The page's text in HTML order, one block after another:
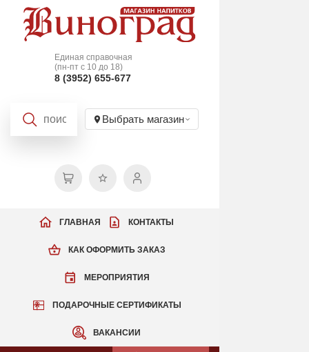
Единая справочная
(пн-пт с 10 до 18)
8 (3952) 655-677
Выбрать магазин
КАК ОФОРМИТЬ ЗАКАЗ
МЕРОПРИЯТИЯ
ПОДАРОЧНЫЕ СЕРТИФИКАТЫ
ВАКАНСИИ
ГЛАВНАЯ КОНТАКТЫ